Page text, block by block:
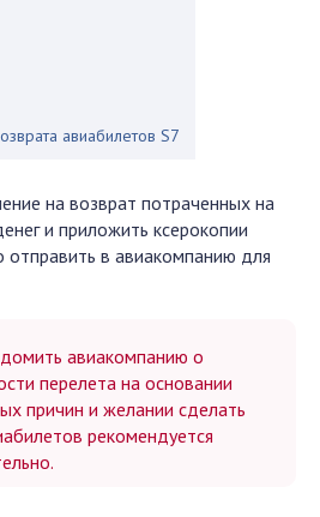
авиабилетов S7
на возврат потраченных на
и приложить ксерокопии
отправить в авиакомпанию для
авиакомпанию о
перелета на основании
причин и желании сделать
рекомендуется